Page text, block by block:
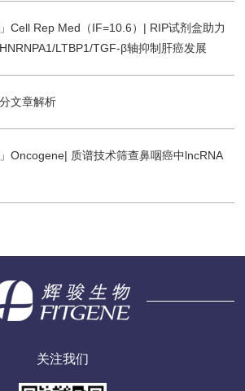
」Cell Rep Med（IF=10.6）| RIP试剂盒助力
LTBP1/TGF-β轴抑制肝癌发展
文章解析
」Oncogene| 质谱技术筛查鼻咽癌中lncRNA
关注我们